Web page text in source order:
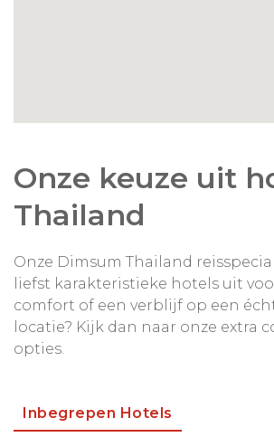
Onze keuze uit
Thailand
Onze Dimsum Thailand
liefst karakteristieke hotels uit
comfort of een verblijf op een
locatie? Kijk dan naar onze extra
opties.
Inbegrepen Hotels